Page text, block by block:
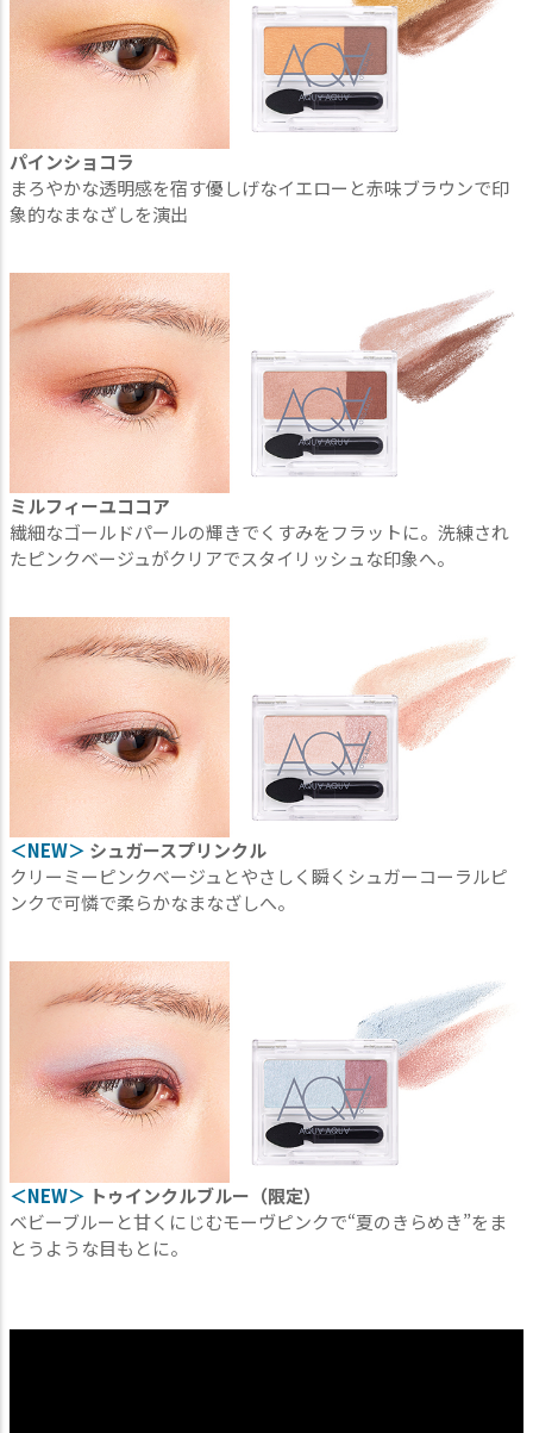
パインショコラ
まろやかな透明感を宿す優しげなイエローと赤味ブラウンで印
象的なまなざしを演出
ミルフィーユココア
繊細なゴールドパールの輝きでくすみをフラットに。洗練され
たピンクベージュがクリアでスタイリッシュな印象へ。
＜NEW＞ シュガースプリンクル
クリーミーピンクベージュとやさしく瞬くシュガーコーラルピ
ンクで可憐で柔らかなまなざしへ。
＜NEW＞ トゥインクルブルー（限定）
ベビーブルーと甘くにじむモーヴピンクで“夏のきらめき”をま
とうような目もとに。